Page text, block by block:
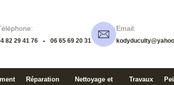
82 29 41 76 - 06 65 69 20 31
Email:
Réparation
Nettoyage et
Travaux